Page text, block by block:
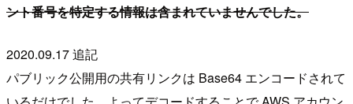
ント番号を特定する情報は含まれていませんでした。
2020.09.17 追記
パブリック公開用の共有リンクは Base64 エンコードされて